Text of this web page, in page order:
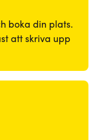
boka din plats.
att skriva upp